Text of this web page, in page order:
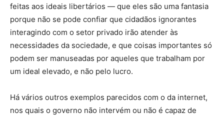
feitas aos ideais libertários — que eles são uma fantasia
porque não se pode confiar que cidadãos ignorantes
interagindo com o setor privado irão atender às
necessidades da sociedade, e que coisas importantes só
podem ser manuseadas por aqueles que trabalham por
um ideal elevado, e não pelo lucro.
Há vários outros exemplos parecidos com o da internet,
nos quais o governo não intervém ou não é capaz de